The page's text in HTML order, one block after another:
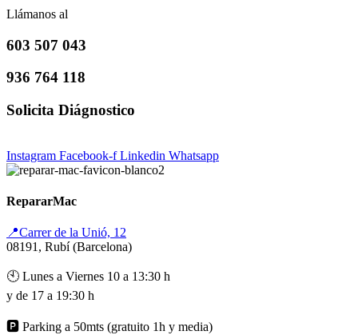
Llámanos al
603 507 043
936 764 118
Solicita Diágnostico
Instagram Facebook-f Linkedin Whatsapp
RepararMac
📍Carrer de la Unió, 12
08191, Rubí (Barcelona)
🕙 Lunes a Viernes 10 a 13:30 h
y de 17 a 19:30 h
🅿️ Parking a 50mts (gratuito 1h y media)